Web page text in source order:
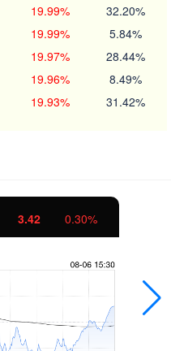
19.99% 32.20%
19.99% 5.84%
19.97% 28.44%
19.96% 8.49%
19.93% 31.42%
3.42 0.30%